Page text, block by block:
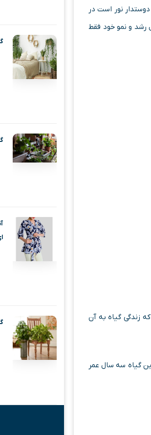
که دوستدار نور است در
رشد و نمو خود فقط
زندگی گیاه به آن
این گیاه سه سال عمر